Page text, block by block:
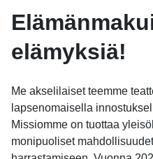
elämyksiä!
Me akselilaiset teemme
lapsenomaisella
Missiomme on tuottaa
monipuoliset